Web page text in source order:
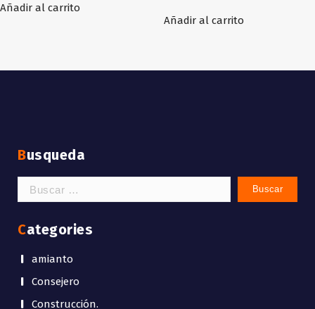
Añadir al carrito
Añadir al carrito
Busqueda
Categories
amianto
Consejero
Construcción.